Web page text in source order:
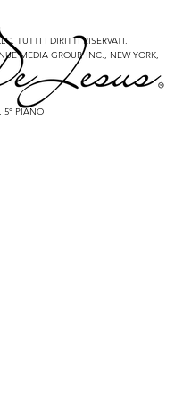
TUTTI I DIRITTI RISERVATI.
MEDIA GROUP, INC., NEW YORK,
5° PIANO